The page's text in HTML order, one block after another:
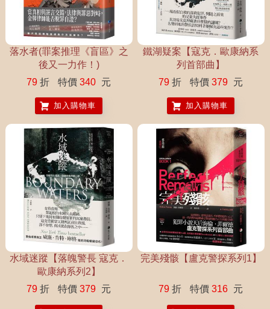
落水者(罪案推理《盲區》之
後又一力作！)
79 折 特價 340 元
加入購物車
鐵湖疑案【寇克．歐康納系
列首部曲】
79 折 特價 379 元
加入購物車
水域迷蹤【落魄警長 寇克．
歐康納系列2】
79 折 特價 379 元
完美殘骸【盧克警探系列1】
79 折 特價 316 元